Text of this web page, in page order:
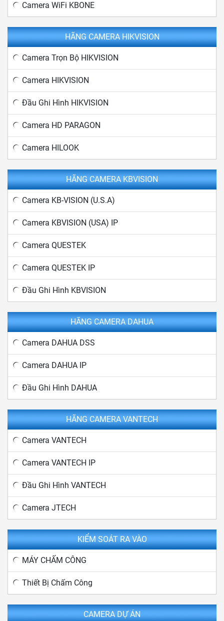
Camera WiFi KBONE
HÃNG CAMERA HIKVISION
Camera Trọn Bộ HIKVISION
Camera HIKVISION
Đầu Ghi Hình HIKVISION
Camera HD PARAGON
Camera HILOOK
HÃNG CAMERA KBVISION
Camera KB-VISION (U.S.A)
Camera KBVISION (USA) IP
Camera QUESTEK
Camera QUESTEK IP
Đầu Ghi Hình KBVISION
HÃNG CAMERA DAHUA
Camera DAHUA DSS
Camera DAHUA IP
Đầu Ghi Hình DAHUA
HÃNG CAMERA VANTECH
Camera VANTECH
Camera VANTECH IP
Đầu Ghi Hình VANTECH
Camera JTECH
KIỂM SOÁT RA VÀO
MÁY CHẤM CÔNG
Thiết Bị Chấm Công
CAMERA DỰ ÁN